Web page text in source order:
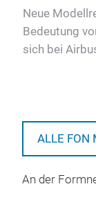
Neue
Bedeutung
sich bei
ALLE FON
An der